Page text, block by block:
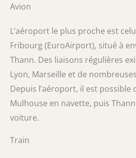
Avion
L’aéroport le plus proche est
Fribourg (EuroAirport), situé à
Thann. Des liaisons régulières
Lyon, Marseille et de
Depuis l’aéroport, il est possible
Mulhouse en navette, puis
voiture.
Train